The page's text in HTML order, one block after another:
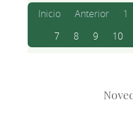
Inicio
Anterior 1
7
8 9 10